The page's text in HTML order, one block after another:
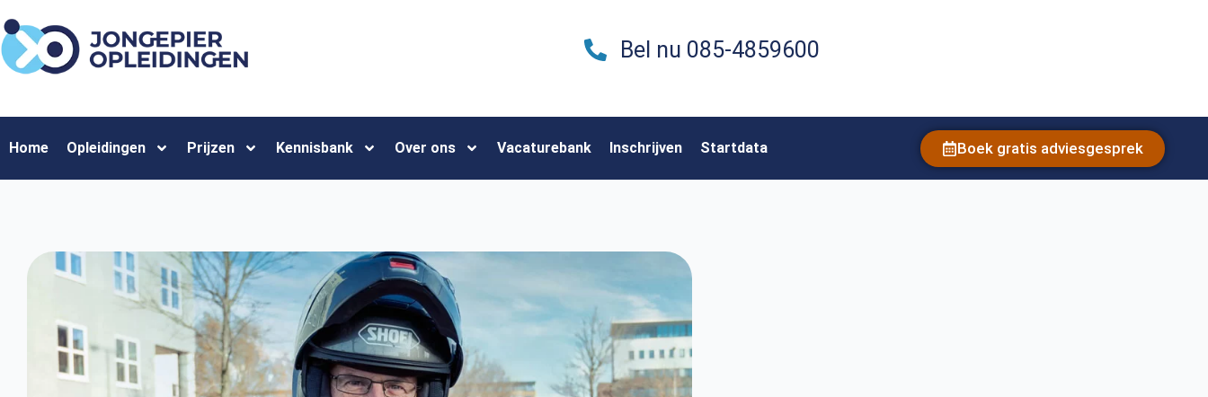
Bel nu 085-4859600
Home Opleidingen Prijzen Kennisbank Over ons Vacaturebank Inschrijven Startdata Boek gratis adviesgesprek